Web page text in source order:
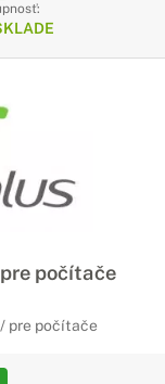
počítače
pre počítače